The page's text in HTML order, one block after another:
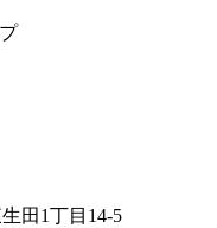
田1丁目14-5